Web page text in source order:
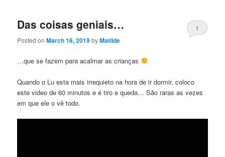
Das coisas geniais…
Posted onMarch 16, 2019byMatilde
1
…que se fazem para acalmar as crianças
Quando o Lu esta mais irrequieto na hora de ir dormir, coloco
este video de 60 minutos e é tiro e queda… São raras as vezes
em que ele o vê todo.